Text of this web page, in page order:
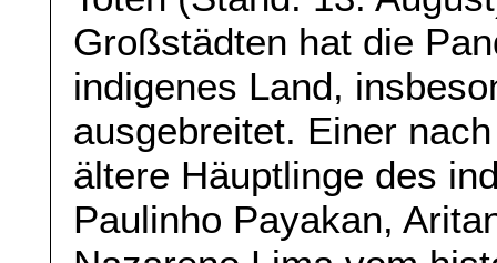
Großstädten hat die
indigenes Land,
ausgebreitet. Einer
ältere Häuptlinge des
Paulinho Payakan,